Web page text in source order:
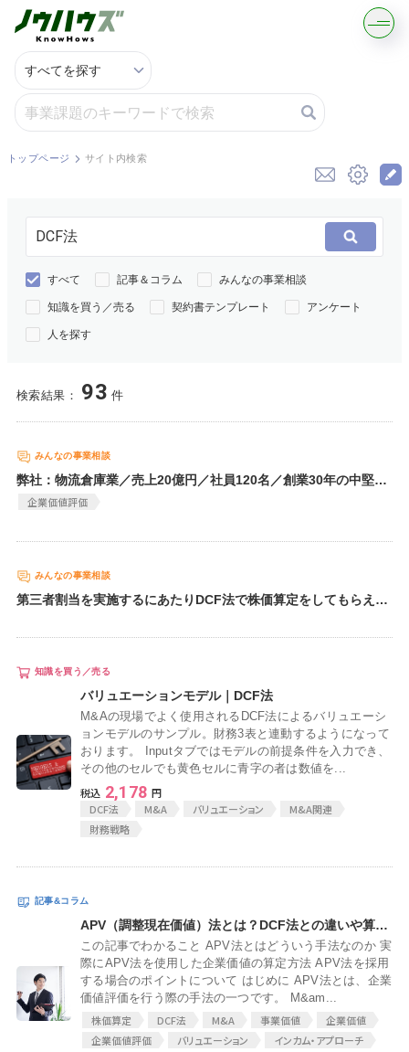
記事・コラムを読む
解決策を募集する
契約書ひな型を探す
専門家に電話する
資本政策を無料でお試し
匿名360°評価
ちょこっと相談とは？
新規会員登録
トップページ サイト内検索
すべて 記事＆コラム みんなの事業相談
知識を買う／売る 契約書テンプレート アンケート
人を探す
93
弊社：物流倉庫業／売上20億円／社員120名／創業30年の中堅企業です。 競合他社から事業買収の打診を受けていますが、 企業価値評価（バリュエーション）の方法として、 DCF法、類似企業比較法、純資産法などがあると聞きました。 物流業界の場合、どの評価方法が最も適切で、 売却価格の交渉においてどのように活用すべきでしょうか。
企業価値評価
第三者割当を実施するにあたりDCF法で株価算定をしてもらえる会社を探しています。
バリュエーションモデル｜DCF法
M&Aの現場でよく使用されるDCF法によるバリュエーシ
ョンモデルのサンプル。財務3表と連動するようになって
おります。 Inputタブではモデルの前提条件を入力でき、
その他のセルでも黄色セルに青字の者は数値を...
2,178
DCF法 M&A バリュエーション
M&A関連
財務戦略
APV（調整現在価値）法とは？DCF法との違いや算定方法を解説
この記事でわかること APV法とはどういう手法なのか 実
際にAPV法を使用した企業価値の算定方法 APV法を採用
する場合のポイントについて はじめに APV法とは、企業
価値評価を行う際の手法の一つです。 M&am...
株価算定 DCF法 M&A 事業価値
企業価値
企業価値評価
バリュエーション
インカム・アプローチ